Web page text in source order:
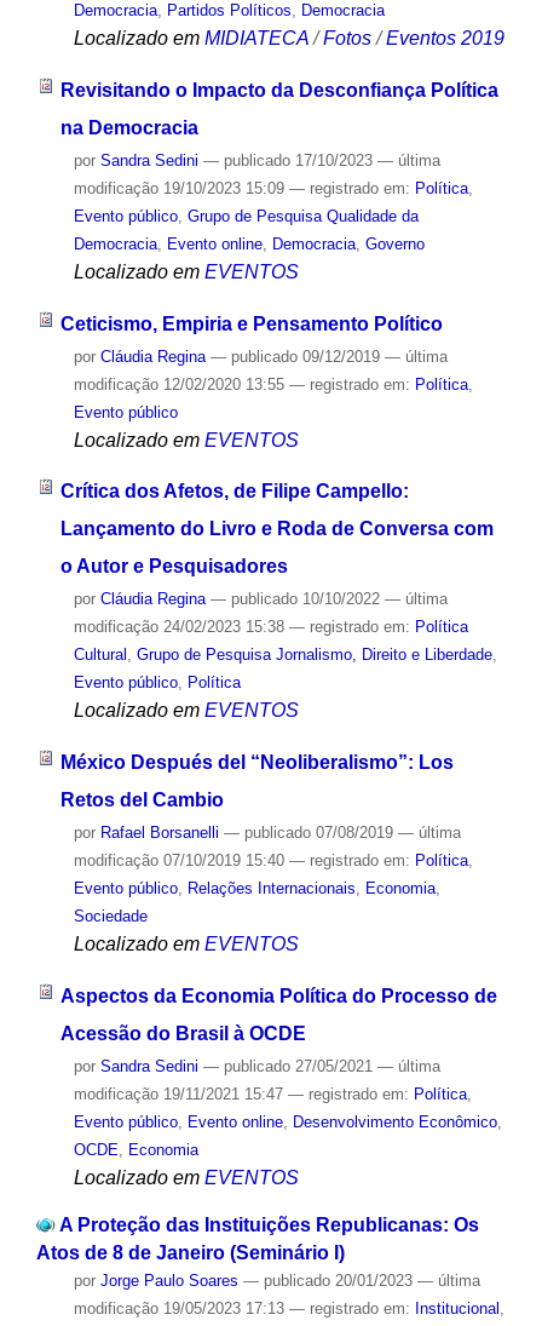
Democracia, Partidos Políticos, Democracia
Localizado em MIDIATECA /Fotos /Eventos 2019
Revisitando o Impacto da Desconfiança Política
na Democracia
por Sandra Sedini — publicado17/10/2023 — última
modificação19/10/2023 15:09 — registrado em: Política,
Evento público, Grupo de Pesquisa Qualidade da
Democracia, Evento online, Democracia, Governo
Localizado em EVENTOS
Ceticismo, Empiria e Pensamento Político
por Cláudia Regina — publicado09/12/2019 — última
modificação12/02/2020 13:55 — registrado em: Política,
Evento público
Localizado em EVENTOS
Crítica dos Afetos, de Filipe Campello:
Lançamento do Livro e Roda de Conversa com
o Autor e Pesquisadores
por Cláudia Regina — publicado10/10/2022 — última
modificação24/02/2023 15:38 — registrado em: Política
Cultural , Grupo de Pesquisa Jornalismo, Direito e Liberdade,
Evento público, Política
Localizado em EVENTOS
México Después del “Neoliberalismo”: Los
Retos del Cambio
por Rafael Borsanelli — publicado07/08/2019 — última
modificação07/10/2019 15:40 — registrado em: Política,
Evento público, Relações Internacionais, Economia,
Sociedade
Localizado em EVENTOS
Aspectos da Economia Política do Processo de
Acessão do Brasil à OCDE
por Sandra Sedini — publicado27/05/2021 — última
modificação19/11/2021 15:47 — registrado em: Política,
Evento público, Evento online, Desenvolvimento Econômico,
OCDE
Economia
Localizado em EVENTOS
A Proteção das Instituições Republicanas: Os
Atos de 8 de Janeiro (Seminário I)
por Jorge Paulo Soares — publicado20/01/2023 — última
modificação19/05/2023 17:13 — registrado em: Institucional